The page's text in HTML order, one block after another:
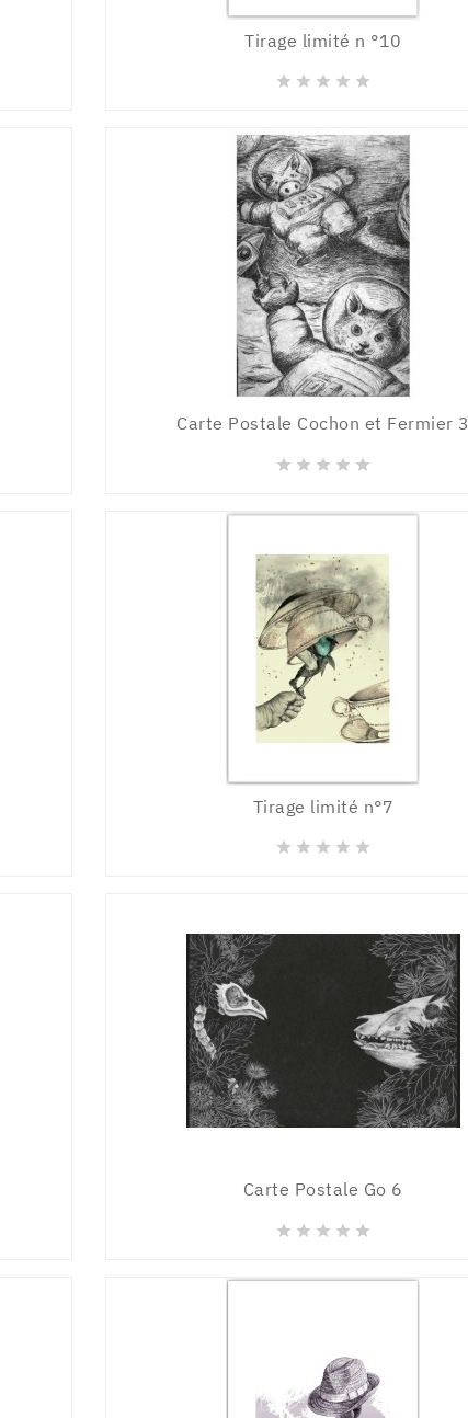
Tirage limité n °10
    
Carte Postale Cochon et Fermier 3
    
Tirage limité n°7
    
Carte Postale Go 6
    